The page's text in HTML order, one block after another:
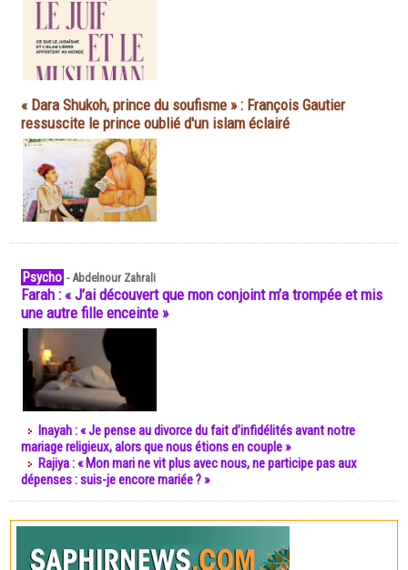
« Dara Shukoh, prince du soufisme » : François Gautier
ressuscite le prince oublié d'un islam éclairé
Psycho -Abdelnour Zahrali
Farah : « J’ai découvert que mon conjoint m’a trompée et mis
une autre fille enceinte »
Inayah : « Je pense au divorce du fait d’infidélités avant notre
mariage religieux, alors que nous étions en couple »
Rajiya : « Mon mari ne vit plus avec nous, ne participe pas aux
dépenses : suis-je encore mariée ? »